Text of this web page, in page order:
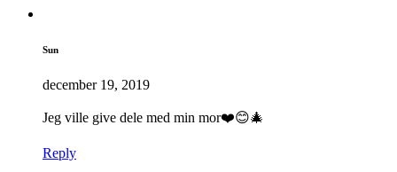
Sun
december 19, 2019
Jeg ville give dele med min mor❤️😊🎄
Reply